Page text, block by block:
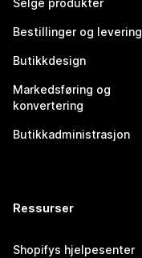
Selge produkter
Bestillinger og levering
Butikkdesign
Markedsføring og
konvertering
Butikkadministrasjon
Ressurser
Shopifys hjelpesenter